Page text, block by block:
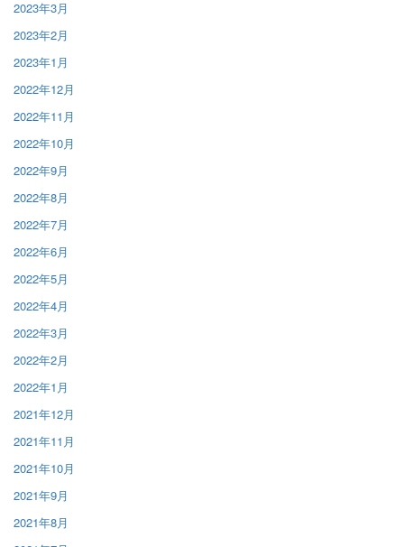
2023年3月
2023年2月
2023年1月
2022年12月
2022年11月
2022年10月
2022年9月
2022年8月
2022年7月
2022年6月
2022年5月
2022年4月
2022年3月
2022年2月
2022年1月
2021年12月
2021年11月
2021年10月
2021年9月
2021年8月